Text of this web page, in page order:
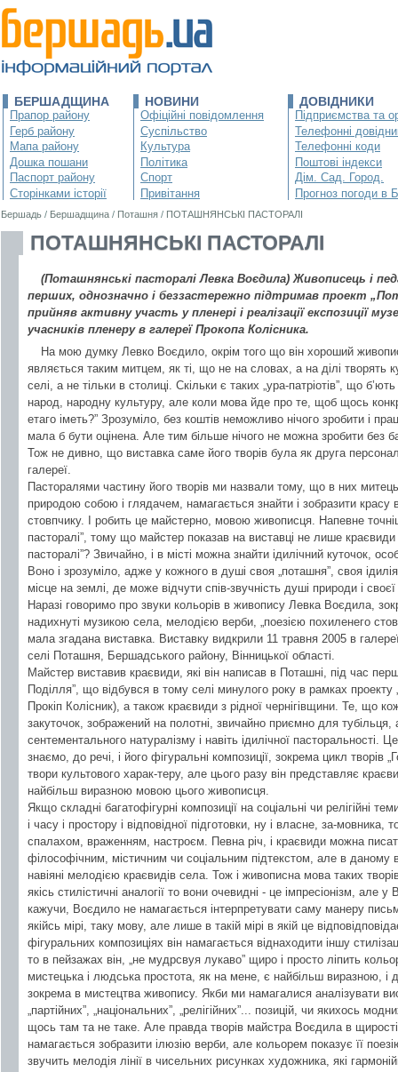
БЕРШАДЩИНА
Прапор району
Герб району
Мапа району
Дошка пошани
Паспорт району
Сторінками історії
НОВИНИ
Офіційні повідомлення
Суспільство
Культура
Політика
Спорт
Привітання
ДОВІДНИКИ
Підприємства та
Телефонні
Телефонні коди
Поштові індекси
Дім. Сад. Город.
Прогноз погоди в
Бершадь / Бершадщина / Поташня / ПОТАШНЯНСЬКІ ПАСТОРАЛІ
ПОТАШНЯНСЬКІ ПАСТОРАЛІ
(Поташнянські пасторалі Левка Воєдила) Живописець і
перших, однозначно і беззастережно підтримав проект
прийняв активну участь у пленері і реалізації експозиції
учасників пленеру в галереї Прокопа Колісника.
На мою думку Левко Воєдило, окрім того що він хороший
являється таким митцем, як ті, що не на словах, а на ділі творять
селі, а не тільки в столиці. Скільки є таких „ура-патріотів”, що
народ, народну культуру, але коли мова йде про те, щоб щось
етаго іметь?” Зрозуміло, без коштів неможливо нічого зробити і
мала б бути оцінена. Але тим більше нічого не можна зробити без
Тож не дивно, що виставка саме його творів була як друга
галереї.
Пасторалями частину його творів ми назвали тому, що в них
природою собою і глядачем, намагається знайти і зобразити красу
стовпчику. І робить це майстерно, мовою живописця. Напевне
пасторалі”, тому що майстер показав на виставці не лише краєвиди
пасторалі”? Звичайно, і в місті можна знайти ідилічний куточок,
Воно і зрозуміло, адже у кожного в душі своя „поташня”, своя
місце на землі, де може відчути спів-звучність душі природи і
Наразі говоримо про звуки кольорів в живопису Левка Воєдила,
надихнуті музикою села, мелодією верби, „поезією похиленего
мала згадана виставка. Виставку видкрили 11 травня 2005 в
селі Поташня, Бершадського району, Вінницької області.
Майстер виставив краєвиди, які він написав в Поташні, під час
Поділля”, що відбувся в тому селі минулого року в рамках проекту
Прокіп Колісник), а також краєвиди з рідної чернігівщини. Те, що
закуточок, зображений на полотні, звичайно приємно для
сентементального натуралізму і навіть ідилічної
знаємо, до речі, і його фігуральні композиції, зокрема цикл творів
твори культового харак-теру, але цього разу він представляє
найбільш виразною мовою цього живописця.
Якщо складні багатофігурні композиції на соціальні чи релігійні
і часу і простору і відповідної підготовки, ну і власне, за-
спалахом, враженням, настроєм. Певна річ, і краєвиди можна
філософічним, містичним чи соціальним підтекстом, але в даному
навіяні мелодією краєвидів села. Тож і живописна мова таких
якісь стилістичні аналогії то вони очевидні - це імпресіонізм, але у
кажучи, Воєдило не намагається інтерпретувати саму манеру
якійсь мірі, таку мову, але лише в такій мірі в якій це
фігуральних композиціях він намагається віднаходити іншу
то в пейзажах він, „не мудрсвуя лукаво” щиро і просто ліпить
мистецька і людська простота, як на мене, є найбільш виразною, і
зокрема в мистецтва живопису. Якби ми намагалися аналізувати
„партійних”, „національних”, „релігійних”... позицій, чи якихось
щось там та не таке. Але правда творів майстра Воєдила в щирості
намагається зобразити ілюзію верби, але кольорем показує її
звучить мелодія лінії в чисельних рисунках художника, які